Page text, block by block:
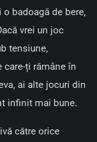
badoagă de bere,
vrei un joc
tensiune,
ți rămâne în
ai alte jocuri din
infinit mai bune.
către orice